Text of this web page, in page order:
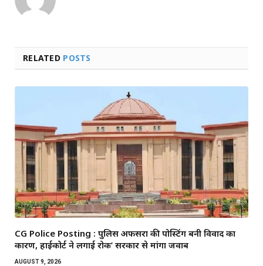
RELATED POSTS
CG Police Posting : पुलिस अफसरों की पोस्टिंग बनी विवाद का
कारण, हाईकोर्ट ने लगाई रोक’ सरकार से मांगा जवाब
AUGUST 9, 2026